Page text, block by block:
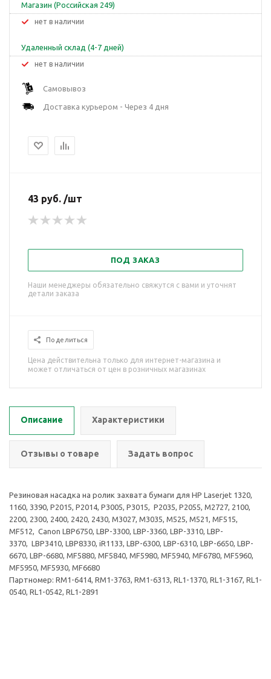
Магазин (Российская 249)
Нет в наличии
Удаленный склад (4-7 дней)
Нет в наличии
Самовывоз
Доставка курьером - Через 4 дня
43 руб. /шт
ПОД ЗАКАЗ
Наши менеджеры обязательно свяжутся с вами и уточнят
детали заказа
Поделиться
Цена действительна только для интернет-магазина и
может отличаться от цен в розничных магазинах
Описание Характеристики
Отзывы о товаре Задать вопрос
Резиновая насадка на ролик захвата бумаги для HP Laserjet 1320,
1160, 3390, P2015, P2014, P3005, P3015, P2035, P2055, M2727, 2100,
2200, 2300, 2400, 2420, 2430, M3027, M3035, M525, M521, MF515,
MF512, Canon LBP6750, LBP-3300, LBP-3360, LBP-3310, LBP-
3370, LBP3410, LBP8330, iR1133, LBP-6300, LBP-6310, LBP-6650, LBP-
6670, LBP-6680, MF5880, MF5840, MF5980, MF5940, MF6780, MF5960,
MF5950, MF5930, MF6680
Партномер: RM1-6414, RM1-3763, RM1-6313, RL1-1370, RL1-3167, RL1-
0540, RL1-0542, RL1-2891